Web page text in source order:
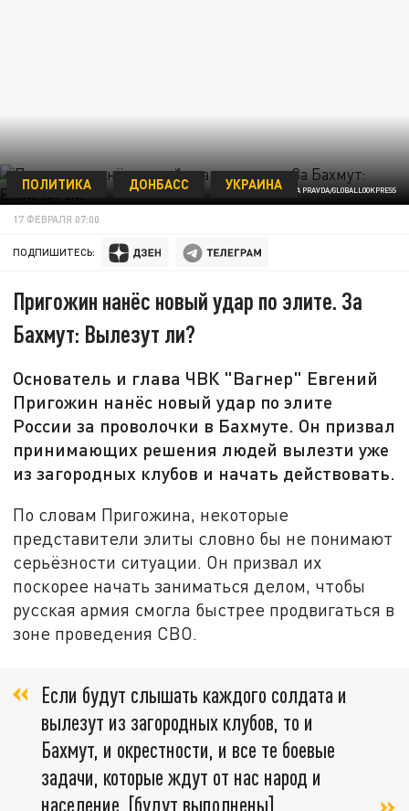
KOMSOMOLSKAYA PRAVDA/GLOBALLOOKPRESS
ПОЛИТИКА ДОНБАСС УКРАИНА
17 ФЕВРАЛЯ 07:00
ПОДПИШИТЕСЬ:
Пригожин нанёс новый удар по элите. За
Бахмут: Вылезут ли?
Основатель и глава ЧВК "Вагнер" Евгений
Пригожин нанёс новый удар по элите
России за проволочки в Бахмуте. Он призвал
принимающих решения людей вылезти уже
из загородных клубов и начать действовать.
По словам Пригожина, некоторые
представители элиты словно бы не понимают
серьёзности ситуации. Он призвал их
поскорее начать заниматься делом, чтобы
русская армия смогла быстрее продвигаться в
зоне проведения СВО.
Если будут слышать каждого солдата и
вылезут из загородных клубов, то и
Бахмут, и окрестности, и все те боевые
задачи, которые ждут от нас народ и
население, [будут выполнены],